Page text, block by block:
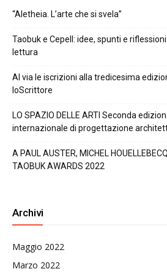
“Aletheia. L’arte che si svela”
Taobuk e Cepell: idee, spunti e
lettura
Al via le iscrizioni alla tredicesima
IoScrittore
LO SPAZIO DELLE ARTI Seconda
internazionale di progettazione
A PAUL AUSTER, MICHEL HOUELLEBECQ
TAOBUK AWARDS 2022
Archivi
Maggio 2022
Marzo 2022